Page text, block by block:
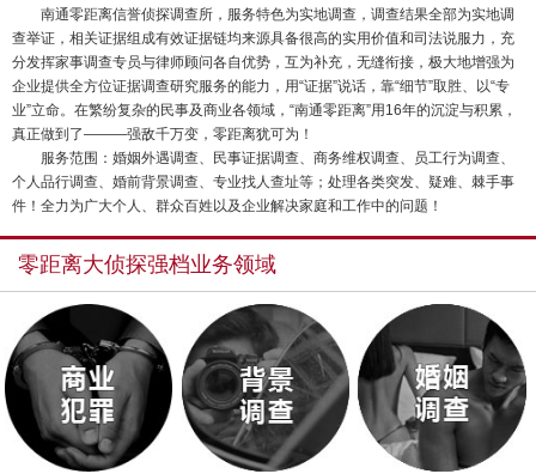
南通零距离信誉侦探调查所，服务特色为实地调查，调查结果全部为实地调
查举证，相关证据组成有效证据链均来源具备很高的实用价值和司法说服力，充
分发挥家事调查专员与律师顾问各自优势，互为补充，无缝衔接，极大地增强为
企业提供全方位证据调查研究服务的能力，用“证据”说话，靠“细节”取胜、以“专
业”立命。在繁纷复杂的民事及商业各领域，“南通零距离”用16年的沉淀与积累，
真正做到了———强敌千万变，零距离犹可为！
服务范围：婚姻外遇调查、民事证据调查、商务维权调查、员工行为调查、
个人品行调查、婚前背景调查、专业找人查址等；处理各类突发、疑难、棘手事
件！全力为广大个人、群众百姓以及企业解决家庭和工作中的问题！
零距离大侦探强档业务领域